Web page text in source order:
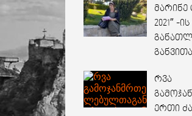
მარინე
2021″ -
რვა
ერთი